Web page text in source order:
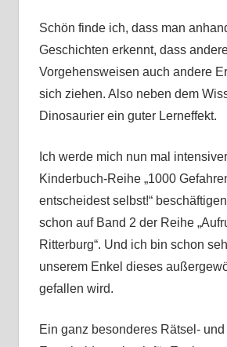
Schön finde ich, dass man
Geschichten erkennt, dass
Vorgehensweisen auch andere
sich ziehen. Also neben dem
Dinosaurier ein guter Lerneffekt.
Ich werde mich nun mal
Kinderbuch-Reihe „1000
entscheidest selbst!“
schon auf Band 2 der Reihe
Ritterburg“. Und ich bin schon
unserem Enkel dieses
gefallen wird.
Ein ganz besonderes Rätsel- und